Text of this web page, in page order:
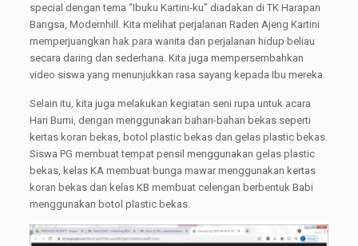
special dengan tema “Ibuku Kartini-ku” diadakan di TK Harapan
Bangsa, Modernhill. Kita melihat perjalanan Raden Ajeng Kartini
memperjuangkan hak para wanita dan perjalanan hidup beliau
secara daring dan sederhana. Kita juga mempersembahkan
video siswa yang menunjukkan rasa sayang kepada Ibu mereka.
Selain itu, kita juga melakukan kegiatan seni rupa untuk acara
Hari Bumi, dengan menggunakan bahan-bahan bekas seperti
kertas koran bekas, botol plastic bekas dan gelas plastic bekas.
Siswa PG membuat tempat pensil menggunakan gelas plastic
bekas, kelas KA membuat bunga mawar menggunakan kertas
koran bekas dan kelas KB membuat celengan berbentuk Babi
menggunakan botol plastic bekas.